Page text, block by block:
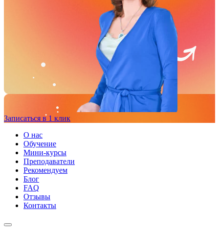
Записаться в 1 клик
О нас
Обучение
Мини-курсы
Преподаватели
Рекомендуем
Блог
FAQ
Отзывы
Контакты